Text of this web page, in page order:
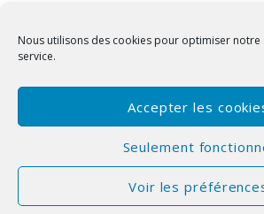
Nous utilisons des cookies pour optimiser notre
service.
Accepter les
Seulement
Voir les